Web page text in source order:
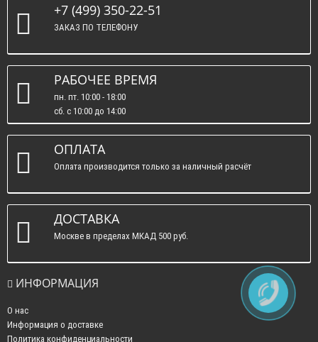
+7 (499) 350-22-51
ЗАКАЗ ПО ТЕЛЕФОНУ
РАБОЧЕЕ ВРЕМЯ
пн. пт. 10:00 - 18:00
сб. c 10:00 до 14:00
вс. : выходные.
ОПЛАТА
Оплата производится только за наличный расчёт
ДОСТАВКА
Москве в пределах МКАД 500 руб.
ИНФОРМАЦИЯ
О нас
Информация о доставке
Политика конфиденциальности